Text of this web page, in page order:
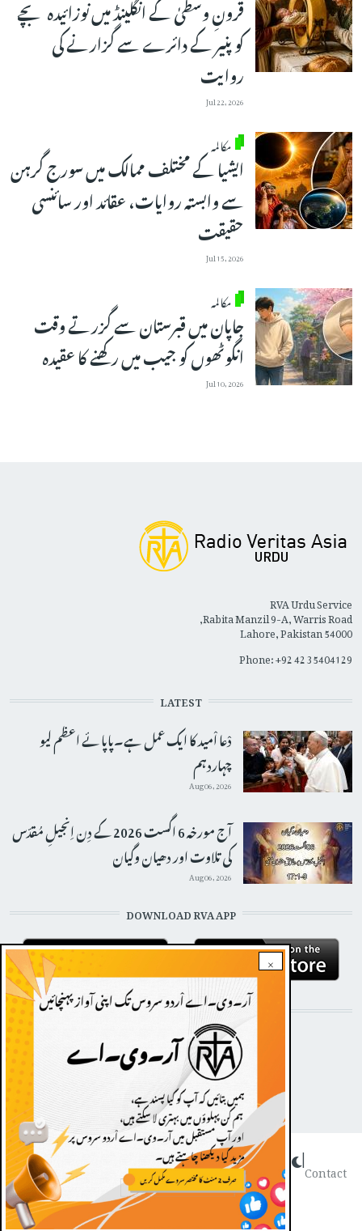
قرونِ وسطیٰ کے انگلینڈ میں نوزائیدہ بچے
کو پنیر کے دائرے سے گزارنے کی
روایت
Jul 22, 2026
مکالمہ
ایشیا کے مختلف ممالک میں سورج گرہن
سے وابستہ روایات، عقائد اور سائنسی
حقیقت
Jul 15, 2026
مکالمہ
جاپان میں قبرستان سے گزرتے وقت
انگوٹھوں کو جیب میں رکھنے کا عقیدہ
Jul 10, 2026
×
RVA Urdu Service
Rabita Manzil 9-A, Warris Road,
Lahore, Pakistan 54000
Phone: +92 42 35404129
LATEST
دْعا اْمید کا ایک عمل ہے۔پاپائے اعظم لیو
چہاردہم
Aug 06, 2026
آج مورخہ 6 اگست 2026 کے دِن اِنجیلِ مُقدّس
کی تلاوت اور دھیان وگیان
Aug 06, 2026
DOWNLOAD RVA APP
STAY CONNECTED WITH US!
Radio Veritas Asia © 2022
Contact
|
Dark theme